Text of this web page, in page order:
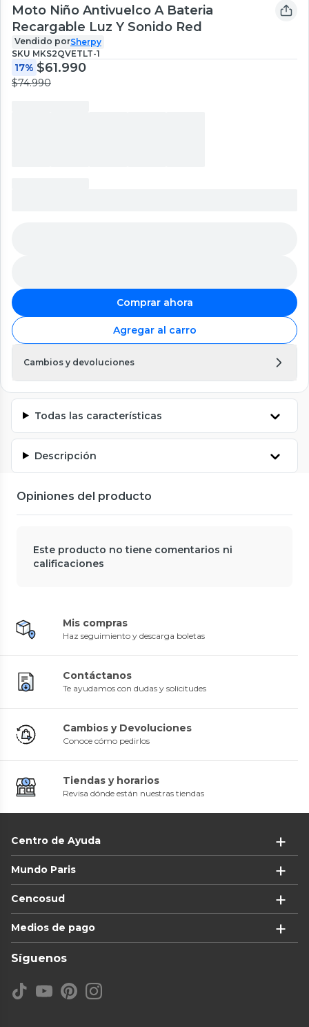
Moto Niño Antivuelco A Bateria
Recargable Luz Y Sonido Red
Vendido porSherpy
SKU MKS2QVETLT-1
17% $61.990
$74.990
Comprar ahora
Agregar al carro
Cambios y devoluciones
Todas las características
Descripción
Opiniones del producto
Este producto no tiene comentarios ni
calificaciones
Mis compras
Haz seguimiento y descarga boletas
Contáctanos
Te ayudamos con dudas y solicitudes
Cambios y Devoluciones
Conoce cómo pedirlos
Tiendas y horarios
Revisa dónde están nuestras tiendas
Centro de Ayuda
Mundo Paris
Cencosud
Medios de pago
Síguenos